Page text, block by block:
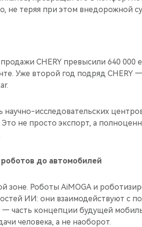
не теряя при этом внедорожной
CHERY превысили 640 000
Уже второй год подряд
научно-исследовательских
не просто экспорт, а
до автомобилей
зоне. Роботы AiMOGA и
ИИ: они взаимодействуют с
— часть концепции будущей
человека, а не наоборот.